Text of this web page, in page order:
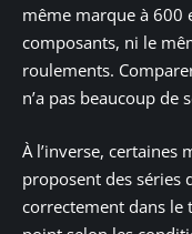
même marque à 600
composants, ni le
roulements.
n’a pas beaucoup de
À l’inverse, certaines
proposent des séries
correctement dans le